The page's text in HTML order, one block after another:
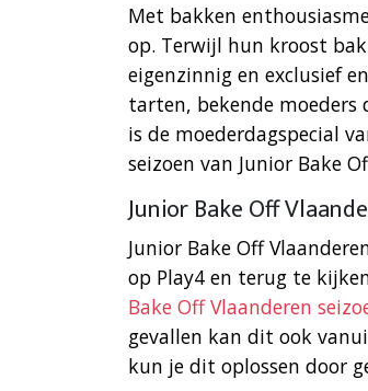
Met bakken
op. Terwijl hun kroost
eigenzinnig en exclusief
tarten, bekende moeders
is de moederdagspecial
seizoen van Junior Bake
Junior Bake Off
Junior Bake Off
op Play4 en terug te
Bake Off Vlaanderen
gevallen kan dit ook
kun je dit oplossen door